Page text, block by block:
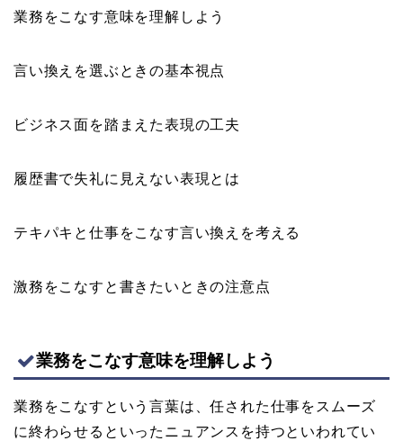
業務をこなす意味を理解しよう
言い換えを選ぶときの基本視点
ビジネス面を踏まえた表現の工夫
履歴書で失礼に見えない表現とは
テキパキと仕事をこなす言い換えを考える
激務をこなすと書きたいときの注意点
業務をこなす意味を理解しよう
業務をこなすという言葉は、任された仕事をスムーズ
に終わらせるといったニュアンスを持つといわれてい